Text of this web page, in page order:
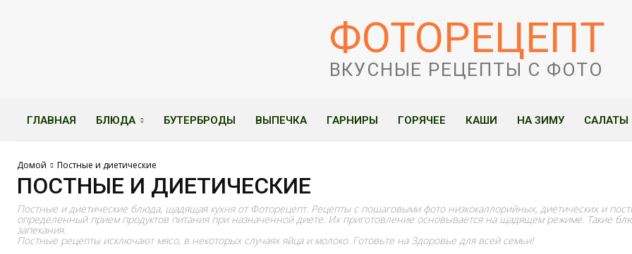
ФОТОРЕЦЕПТ
ВКУСНЫЕ РЕЦЕПТЫ С ФОТО
ГЛАВНАЯ БЛЮДА БУТЕРБРОДЫ ВЫПЕЧКА ГАРНИРЫ ГОРЯЧЕЕ КАШИ НА ЗИМУ САЛАТЫ
Домой Постные и диетические
ПОСТНЫЕ И ДИЕТИЧЕСКИЕ
Постные и диетические блюда, щадящая кухня от Фоторецепт. Рецепты с пошаговыми фото низкокаллорийных, диетических и
определенный прием продуктов питания при назначенной диете. Их приготовление основывается на щадящем режиме. Такие
запекания.
Постные рецепты исключают мясо, в некоторых случаях яйца и молоко. Готовьте на Здоровье для всей семьи!